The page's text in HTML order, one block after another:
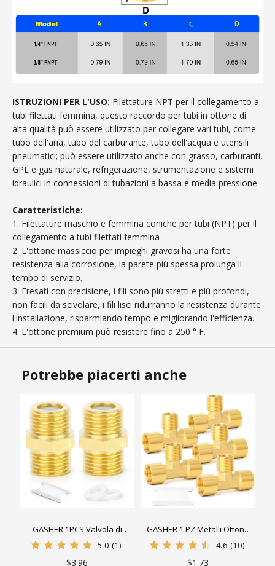
ISTRUZIONI PER L'USO: Filettature NPT per il collegamento a
tubi filettati femmina, questo raccordo per tubi in ottone di
alta qualità può essere utilizzato per collegare vari tubi, come
tubo dell'aria, tubo del carburante, tubo dell'acqua e utensili
pneumatici; può essere utilizzato anche con grasso, carburanti,
GPL e gas naturale, refrigerazione, strumentazione e sistemi
idraulici in connessioni di tubazioni a bassa e media pressione
Caratteristiche:
1. Filettature maschio e femmina coniche per tubi (NPT) per il
collegamento a tubi filettati femmina
2. L'ottone massiccio per impieghi gravosi ha una forte
resistenza alla corrosione, la parete più spessa prolunga il
tempo di servizio.
3. Fresati con precisione, i fili sono più stretti e più profondi,
non facili da scivolare, i fili lisci ridurranno la resistenza durante
l'installazione, risparmiando tempo e migliorando l'efficienza.
4. L'ottone premium può resistere fino a 250 ° F.
Potrebbe piacerti anche
GASHER 1PCS Valvola di
ritegno in ottone da 1/2
5.0 (1)
$3.96
GASHER 1 PZ Metalli Ottone
Raccordo Barstock Maschio
4.6 (10)
$1.73